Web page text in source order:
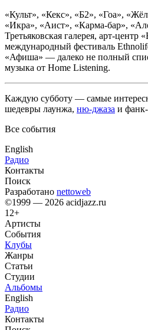
«Культ», «Кекс», «Б2», «Гоа»,
«Икра», «Аист», «Карма-бар»,
Третьяковская галерея, арт-центр
международный фестиваль
«Афиша» — далеко не полный
музыка от Home Listening.
Каждую субботу — самые
шедевры лаунжа, ню-джаза и
Все события
English
Радио
Контакты
Поиск
Разработано nettoweb
©1999 — 2026 acidjazz.ru
12+
Артисты
События
Клубы
Жанры
Статьи
Студии
Альбомы
English
Радио
Контакты